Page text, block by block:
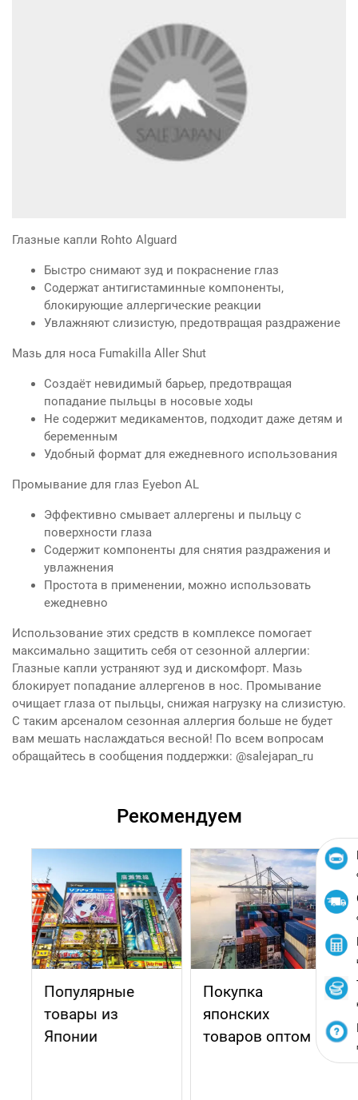
Глазные капли Rohto Alguard
Быстро снимают зуд и покраснение глаз
Содержат антигистаминные компоненты,
блокирующие аллергические реакции
Увлажняют слизистую, предотвращая раздражение
Мазь для носа Fumakilla Aller Shut
Создаёт невидимый барьер, предотвращая
попадание пыльцы в носовые ходы
Не содержит медикаментов, подходит даже детям и
беременным
Удобный формат для ежедневного использования
Промывание для глаз Eyebon AL
Эффективно смывает аллергены и пыльцу с
поверхности глаза
Содержит компоненты для снятия раздражения и
увлажнения
Простота в применении, можно использовать
ежедневно
Использование этих средств в комплексе помогает
максимально защитить себя от сезонной аллергии:
Глазные капли устраняют зуд и дискомфорт. Мазь
блокирует попадание аллергенов в нос. Промывание
очищает глаза от пыльцы, снижая нагрузку на слизистую.
С таким арсеналом сезонная аллергия больше не будет
вам мешать наслаждаться весной! По всем вопросам
обращайтесь в сообщения поддержки: @salejapan_ru
Рекомендуем
Популярные
товары из
Японии
Покупка
японских
товаров оптом